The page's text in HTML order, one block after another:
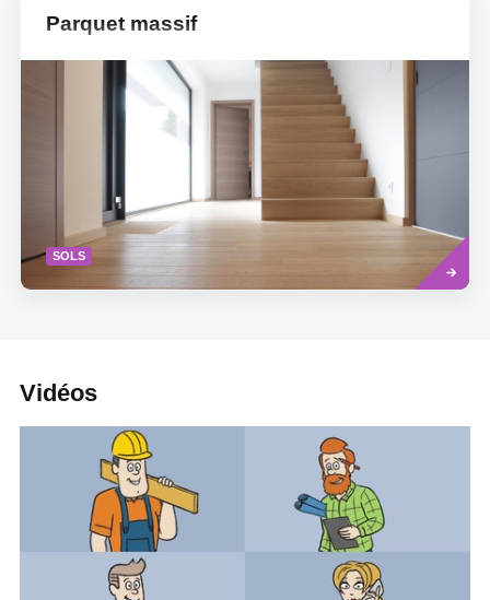
Parquet massif
SOLS
more
Vidéos